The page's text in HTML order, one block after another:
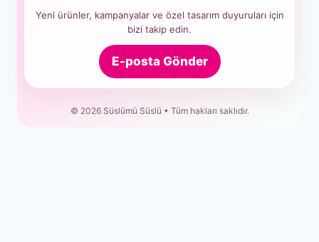
Yeni ürünler, kampanyalar ve özel tasarım duyuruları için
bizi takip edin.
E-posta Gönder
© 2026 Süslümü Süslü • Tüm hakları saklıdır.